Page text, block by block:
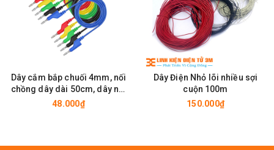
Dây cắm bắp chuối 4mm, nối
chồng dây dài 50cm, dây nối
thiết bị lắp ráp mạch điện
48.000₫
Dây Điện Nhỏ lõi nhiều sợi
cuộn 100m
150.000₫